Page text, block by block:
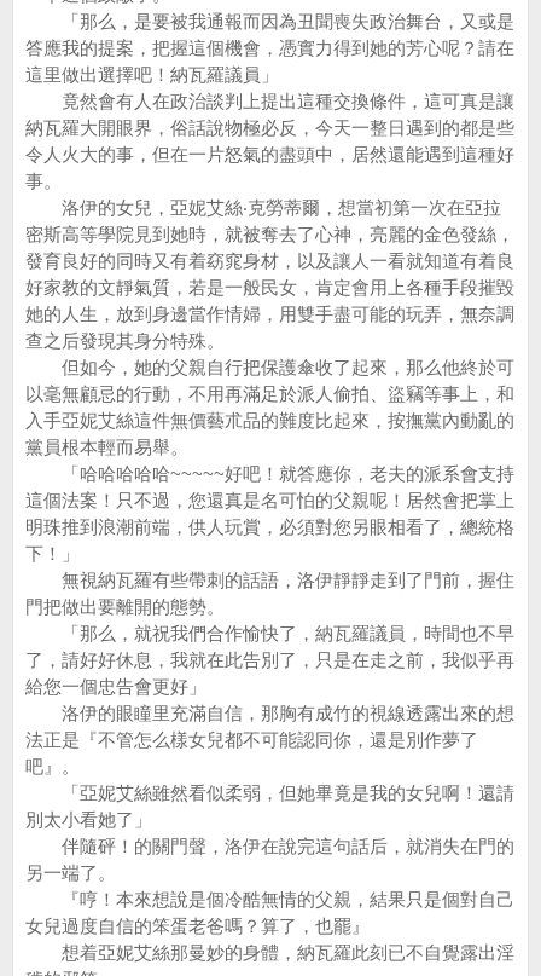
「那么，是要被我通報而因為丑聞喪失政治舞台，又或是
答應我的提案，把握這個機會，憑實力得到她的芳心呢？請在
這里做出選擇吧！納瓦羅議員」
竟然會有人在政治談判上提出這種交換條件，這可真是讓
納瓦羅大開眼界，俗話說物極必反，今天一整日遇到的都是些
令人火大的事，但在一片怒氣的盡頭中，居然還能遇到這種好
事。
洛伊的女兒，亞妮艾絲‧克勞蒂爾，想當初第一次在亞拉
密斯高等學院見到她時，就被奪去了心神，亮麗的金色發絲，
發育良好的同時又有着窈窕身材，以及讓人一看就知道有着良
好家教的文靜氣質，若是一般民女，肯定會用上各種手段摧毀
她的人生，放到身邊當作情婦，用雙手盡可能的玩弄，無奈調
查之后發現其身分特殊。
但如今，她的父親自行把保護傘收了起來，那么他終於可
以毫無顧忌的行動，不用再滿足於派人偷拍、盜竊等事上，和
入手亞妮艾絲這件無價藝朮品的難度比起來，按撫黨內動亂的
黨員根本輕而易舉。
「哈哈哈哈哈~~~~~好吧！就答應你，老夫的派系會支持
這個法案！只不過，您還真是名可怕的父親呢！居然會把掌上
明珠推到浪潮前端，供人玩賞，必須對您另眼相看了，總統格
下！」
無視納瓦羅有些帶刺的話語，洛伊靜靜走到了門前，握住
門把做出要離開的態勢。
「那么，就祝我們合作愉快了，納瓦羅議員，時間也不早
了，請好好休息，我就在此告別了，只是在走之前，我似乎再
給您一個忠告會更好」
洛伊的眼瞳里充滿自信，那胸有成竹的視線透露出來的想
法正是『不管怎么樣女兒都不可能認同你，還是別作夢了
吧』。
「亞妮艾絲雖然看似柔弱，但她畢竟是我的女兒啊！還請
別太小看她了」
伴隨砰！的關門聲，洛伊在說完這句話后，就消失在門的
另一端了。
『哼！本來想說是個冷酷無情的父親，結果只是個對自己
女兒過度自信的笨蛋老爸嗎？算了，也罷』
想着亞妮艾絲那曼妙的身體，納瓦羅此刻已不自覺露出淫